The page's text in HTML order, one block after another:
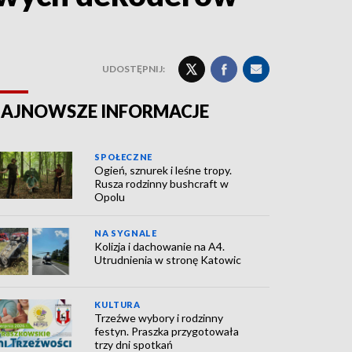
UDOSTĘPNIJ:
INFORMACJE
SPOŁECZNE
Ogień, sznurek i leśne tropy.
Rusza rodzinny bushcraft w
Opolu
NA SYGNALE
Kolizja i dachowanie na A4.
Utrudnienia w stronę Katowic
KULTURA
Trzeźwe wybory i rodzinny
festyn. Praszka przygotowała
trzy dni spotkań